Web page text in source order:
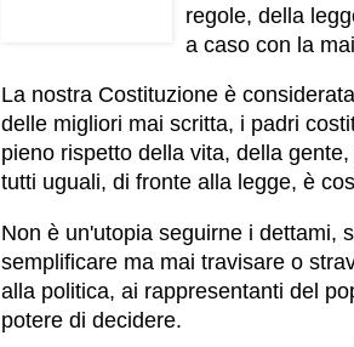
regole, della
a caso con la
La nostra Costituzione è
delle migliori mai scritta, i padri
pieno rispetto della vita, della
tutti uguali, di fronte alla legge, è
Non è un'utopia seguirne i dettami,
semplificare ma mai travisare o
alla politica, ai rappresentanti del
potere di decidere.